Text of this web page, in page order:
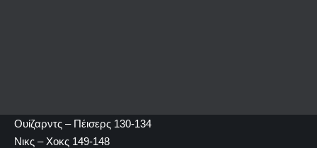
Ουίζαρντς – Πέισερς 130-134
Νικς – Χοκς 149-148